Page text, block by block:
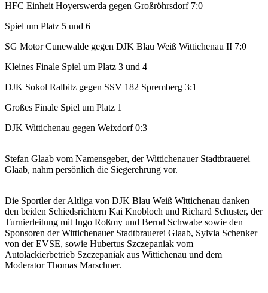
HFC Einheit Hoyerswerda gegen Großröhrsdorf 7:0
Spiel um Platz 5 und 6
SG Motor Cunewalde gegen DJK Blau Weiß Wittichenau II 7:0
Kleines Finale Spiel um Platz 3 und 4
DJK Sokol Ralbitz gegen SSV 182 Spremberg 3:1
Großes Finale Spiel um Platz 1
DJK Wittichenau gegen Weixdorf 0:3
Stefan Glaab vom Namensgeber, der Wittichenauer Stadtbrauerei
Glaab, nahm persönlich die Siegerehrung vor.
Die Sportler der Altliga von DJK Blau Weiß Wittichenau danken
den beiden Schiedsrichtern Kai Knobloch und Richard Schuster, der
Turnierleitung mit Ingo Roßmy und Bernd Schwabe sowie den
Sponsoren der Wittichenauer Stadtbrauerei Glaab, Sylvia Schenker
von der EVSE, sowie Hubertus Szczepaniak vom
Autolackierbetrieb Szczepaniak aus Wittichenau und dem
Moderator Thomas Marschner.